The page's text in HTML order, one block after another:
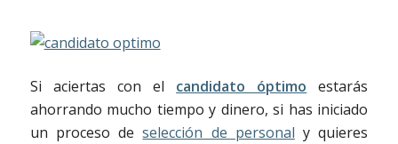
Si aciertas con el candidato óptimo estarás
ahorrando mucho tiempo y dinero, si has iniciado
un proceso deselección de personal y quieres